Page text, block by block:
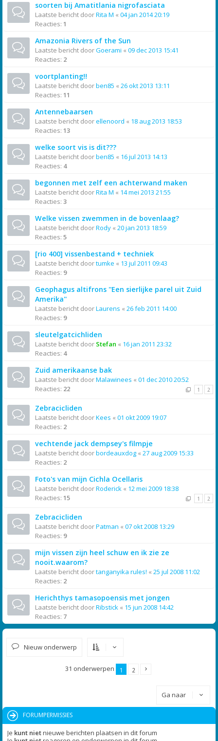
soorten bij Amatitlania nigrofasciata
Laatste bericht doorRita M « 04 jan 2014 20:19
Reacties: 1
Amazonia Rivers of the Sun
Laatste bericht doorGoerami « 09 dec 2013 15:41
Reacties: 2
voortplanting!!
Laatste bericht doorben85 « 26 okt 2013 13:11
Reacties: 11
Antennebaarsen
Laatste bericht doorellenoord « 18 aug 2013 18:53
Reacties: 13
welke soort vis is dit???
Laatste bericht doorben85 « 16 jul 2013 14:13
Reacties: 4
begonnen met zelf een achterwand maken
Laatste bericht doorRita M « 14 mei 2013 21:55
Reacties: 3
Welke vissen zwemmen in de bovenlaag?
Laatste bericht doorRody « 20 jan 2013 18:59
Reacties: 5
[rio 400] vissenbestand + techniek
Laatste bericht doortumke « 13 jul 2011 09:43
Reacties: 9
Geophagus altifrons ''Een sierlijke parel uit Zuid
Amerika''
Laatste bericht doorLaurens « 26 feb 2011 14:00
Reacties: 9
sleutelgatcichliden
Laatste bericht door Stefan « 16 jan 2011 23:32
Reacties: 4
Zuid amerikaanse bak
Laatste bericht doorMalawinees « 01 dec 2010 20:52
Reacties: 22 1 2
Zebracicliden
Laatste bericht doorKees « 01 okt 2009 19:07
Reacties: 2
vechtende jack dempsey's filmpje
Laatste bericht doorbordeauxdog « 27 aug 2009 15:33
Reacties: 2
Foto's van mijn Cichla Ocellaris
Laatste bericht doorRoderick « 12 mei 2009 18:38
Reacties: 15 1 2
Zebracicliden
Laatste bericht doorPatman « 07 okt 2008 13:29
Reacties: 9
mijn vissen zijn heel schuw en ik zie ze
nooit.waarom?
Laatste bericht doortanganyika rules! « 25 jul 2008 11:02
Reacties: 2
Herichthys tamasopoensis met jongen
Laatste bericht doorRibstick « 15 jun 2008 14:42
Reacties: 7
Nieuw onderwerp
31 onderwerpen 1 2
Ga naar
FORUMPERMISSIES
Je kunt nietnieuwe berichten plaatsen in dit forum